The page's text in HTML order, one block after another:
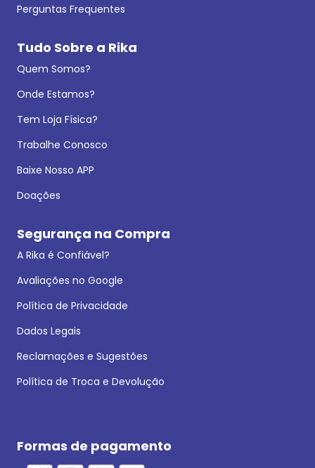
Perguntas Frequentes
Tudo Sobre a Rika
Quem Somos?
Onde Estamos?
Tem Loja Física?
Trabalhe Conosco
Baixe Nosso APP
Doações
Segurança na Compra
A Rika é Confiável?
Avaliações no Google
Política de Privacidade
Dados Legais
Reclamações e Sugestões
Política de Troca e Devolução
Formas de pagamento